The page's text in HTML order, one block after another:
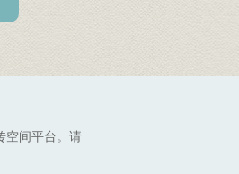
空间平台。请